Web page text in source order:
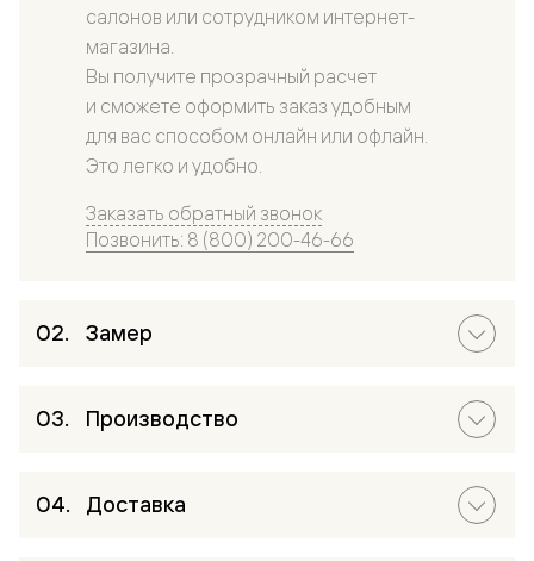
салонов или сотрудником интернет-
магазина.
Вы получите прозрачный расчет
и сможете оформить заказ удобным
для вас способом онлайн или офлайн.
Это легко и удобно.
Заказать обратный звонок
Позвонить: 8 (800) 200-46-66
Замер
Производство
Доставка